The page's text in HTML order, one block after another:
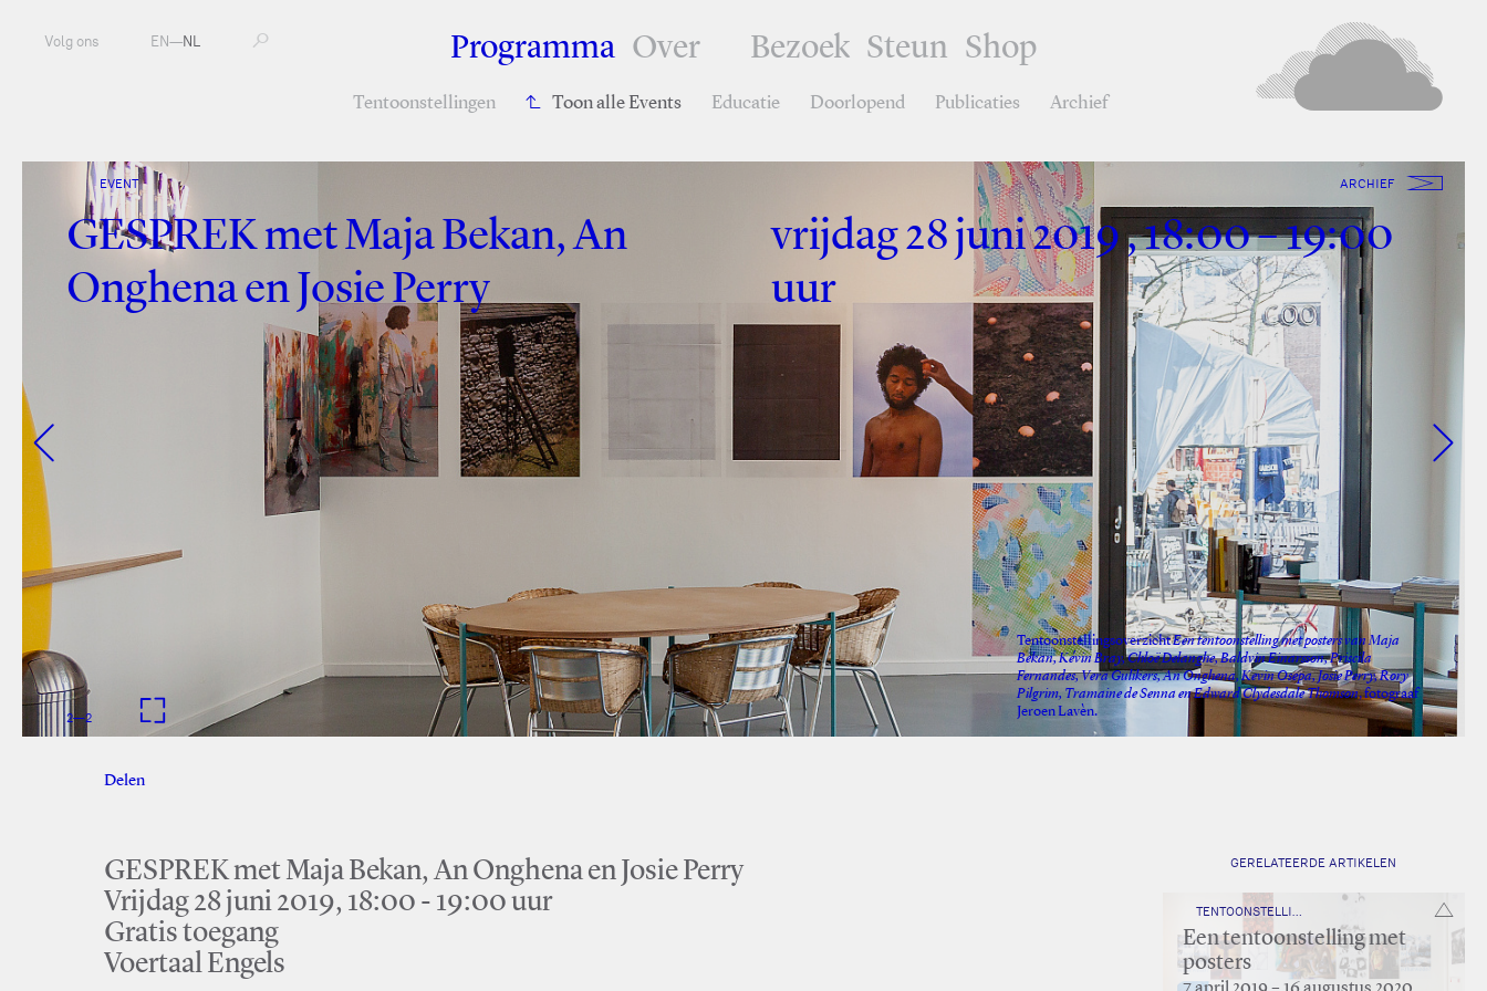
Programma Over Bezoek Steun Shop
Tentoonstellingen Toon alle Events Educatie Doorlopend Publicaties Archief
Volg ons EN—NL
EVENT ARCHIEF
GESPREK met Maja Bekan, An
Onghena en Josie Perry
vrijdag 28 juni 2019 , 18:00 – 19:00
uur
TentoonstellingsoverzichtEen tentoonstelling met posters van Maja
Bekan, Kévin Bray, Chloë Delanghe, Baldvin Einarsson, Priscila
Fernandes, Vera Gulikers, An Onghena, Kevin Osepa, Josie Perry, Rory
Pilgrim, Tramaine de Senna en Edward Clydesdale Thomson, fotograaf
Jeroen Lavèn.
2—2
Delen
GESPREK met Maja Bekan, An Onghena en Josie Perry
Vrijdag 28 juni 2019, 18:00 - 19:00 uur
Gratis toegang
Voertaal Engels
GERELATEERDE ARTIKELEN
Een tentoonstelling met
posters